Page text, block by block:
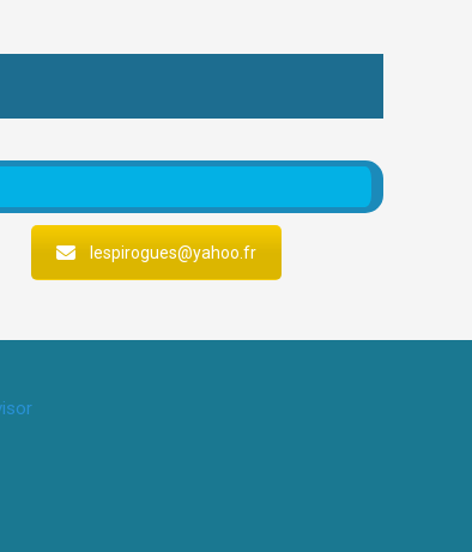
lespirogues@yahoo.fr